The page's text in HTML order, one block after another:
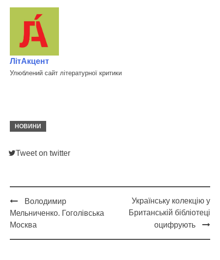
ЛітАкцент
Улюблений сайт літературної критики
НОВИНИ
Tweet on twitter
Post
navigation
Володимир
Мельниченко. Гоголівська
Москва
Українську колекцію у
Британській бібліотеці
оцифрують